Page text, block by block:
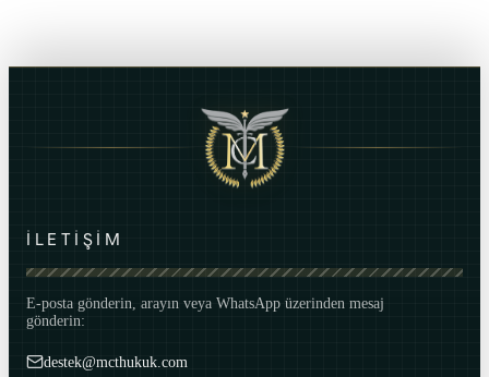
İLETİŞİM
E-posta gönderin, arayın veya WhatsApp üzerinden mesaj
gönderin:
destek@mcthukuk.com